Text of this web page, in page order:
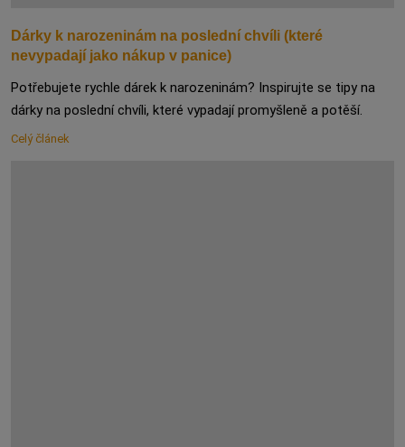
Dárky k narozeninám na poslední chvíli (které
nevypadají jako nákup v panice)
Potřebujete rychle dárek k narozeninám? Inspirujte se tipy na
dárky na poslední chvíli, které vypadají promyšleně a potěší.
Celý článek